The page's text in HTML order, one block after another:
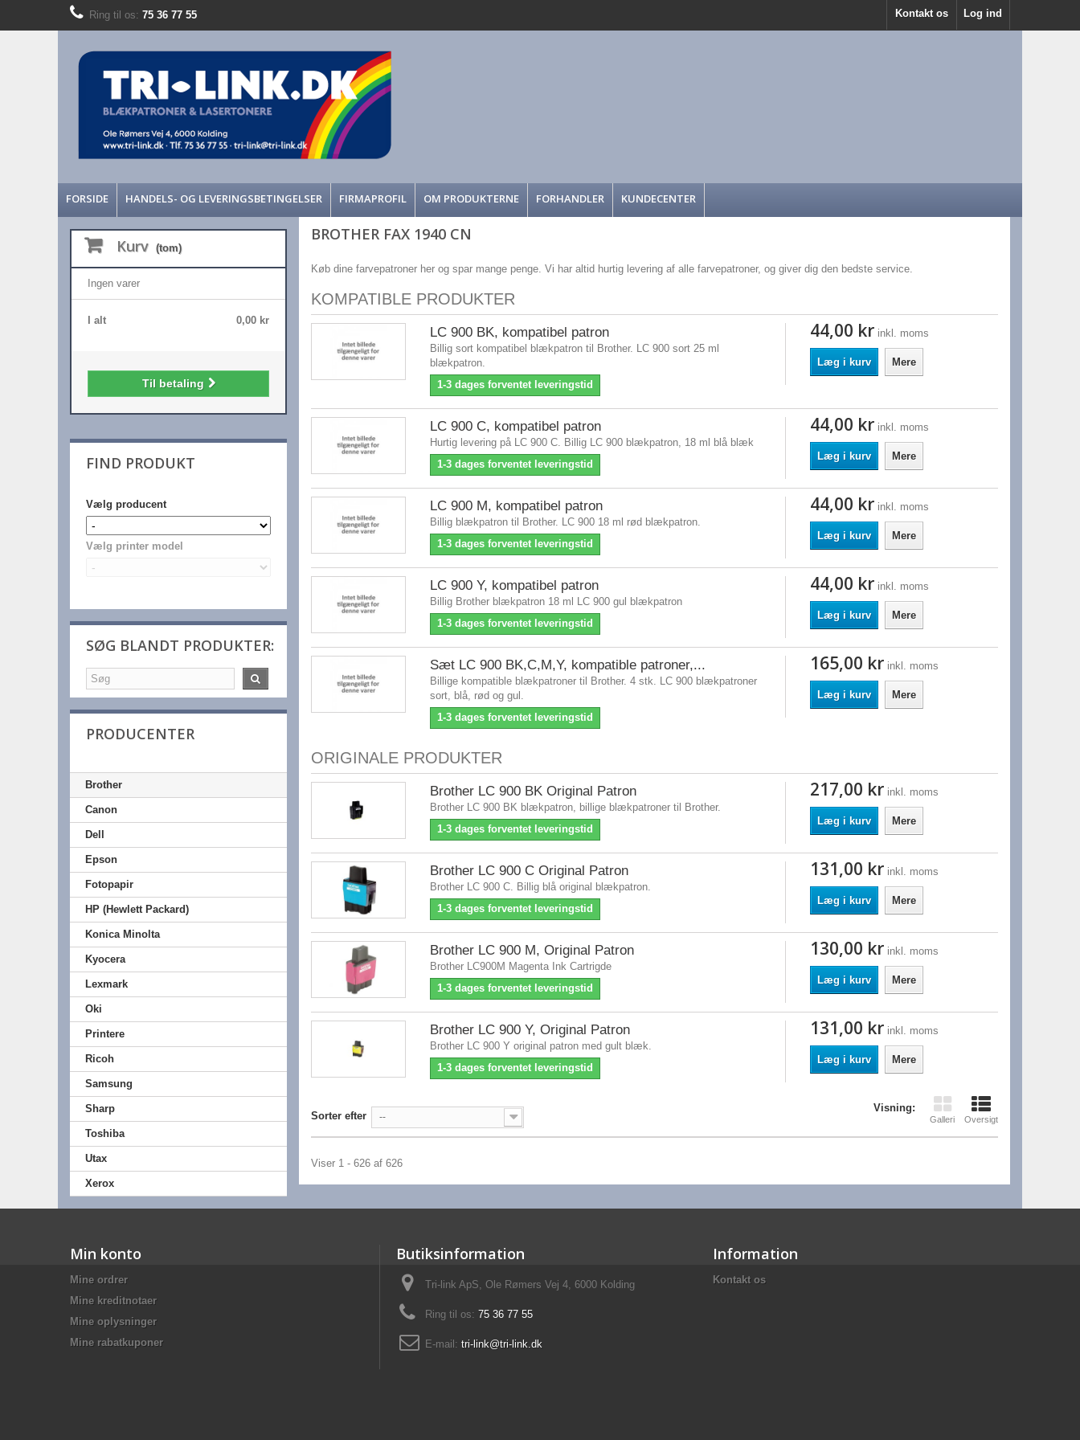
Log ind
Kontakt os
Ring til os: 75 36 77 55
FORSIDE HANDELS- OG LEVERINGSBETINGELSER FIRMAPROFIL OM PRODUKTERNE FORHANDLER KUNDECENTER
Kurv (tom)
Ingen varer
0,00 kr
I alt
Til betaling
FIND PRODUKT
Vælg producent
Vælg printer model
SØG BLANDT PRODUKTER:
PRODUCENTER
Brother
Canon
Dell
Epson
Fotopapir
HP (Hewlett Packard)
Konica Minolta
Kyocera
Lexmark
Oki
Printere
Ricoh
Samsung
Sharp
Toshiba
Utax
Xerox
BROTHER FAX 1940 CN
Køb dine farvepatroner her og spar mange penge. Vi har altid hurtig levering af alle farvepatroner, og giver dig den bedste service.
KOMPATIBLE PRODUKTER
LC 900 BK, kompatibel patron
Billig sort kompatibel blækpatron til Brother. LC 900 sort 25 ml
blækpatron.
1-3 dages forventet leveringstid
44,00 kr inkl. moms
Læg i kurv Mere
LC 900 C, kompatibel patron
Hurtig levering på LC 900 C. Billig LC 900 blækpatron, 18 ml blå blæk
1-3 dages forventet leveringstid
44,00 kr inkl. moms
Læg i kurv Mere
LC 900 M, kompatibel patron
Billig blækpatron til Brother. LC 900 18 ml rød blækpatron.
1-3 dages forventet leveringstid
44,00 kr inkl. moms
Læg i kurv Mere
LC 900 Y, kompatibel patron
Billig Brother blækpatron 18 ml LC 900 gul blækpatron
1-3 dages forventet leveringstid
44,00 kr inkl. moms
Læg i kurv Mere
Sæt LC 900 BK,C,M,Y, kompatible patroner,...
Billige kompatible blækpatroner til Brother. 4 stk. LC 900 blækpatroner
sort, blå, rød og gul.
1-3 dages forventet leveringstid
165,00 kr inkl. moms
Læg i kurv Mere
ORIGINALE PRODUKTER
Brother LC 900 BK Original Patron
Brother LC 900 BK blækpatron, billige blækpatroner til Brother.
1-3 dages forventet leveringstid
217,00 kr inkl. moms
Læg i kurv Mere
Brother LC 900 C Original Patron
Brother LC 900 C. Billig blå original blækpatron.
1-3 dages forventet leveringstid
131,00 kr inkl. moms
Læg i kurv Mere
Brother LC 900 M, Original Patron
Brother LC900M Magenta Ink Cartrigde
1-3 dages forventet leveringstid
130,00 kr inkl. moms
Læg i kurv Mere
Brother LC 900 Y, Original Patron
Brother LC 900 Y original patron med gult blæk.
1-3 dages forventet leveringstid
131,00 kr inkl. moms
Læg i kurv Mere
Visning:
Galleri Oversigt
Sorter efter --
Viser 1 - 626 af 626
Min konto
Mine ordrer
Mine kreditnotaer
Mine oplysninger
Mine rabatkuponer
Butiksinformation
Tri-link ApS, Ole Rømers Vej 4, 6000 Kolding
Ring til os: 75 36 77 55
E-mail: tri-link@tri-link.dk
Information
Kontakt os